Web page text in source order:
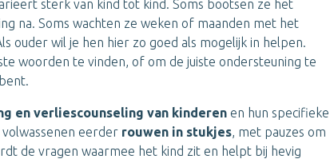
sterk van kind tot kind. Soms bootsen ze het
na. Soms wachten ze weken of maanden met het
ouder wil je hen hier zo goed als mogelijk in helpen.
woorden te vinden, of om de juiste ondersteuning te
en verliescounseling van kinderen en hun specifieke
eerder rouwen in stukjes, met pauzes om
de vragen waarmee het kind zit en helpt bij hevig